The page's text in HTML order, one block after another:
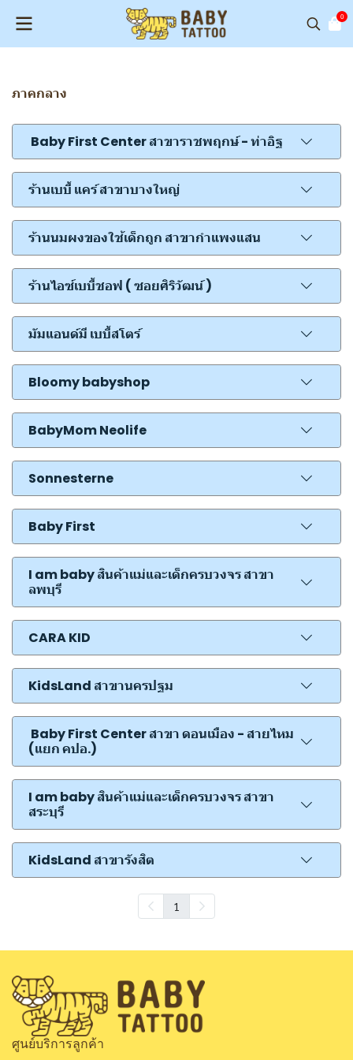
0
ภาคกลาง
Baby First Center สาขาราชพฤกษ์ - ท่าอิฐ
ร้านเบบี้ แคร์ สาขาบางใหญ่
ร้านนมผงของใช้เด็กถูก สาขากำแพงแสน
ร้านไอซ์เบบี้ชอฟ ( ซอยศิริวัฒน์ )
มัมแอนด์มี เบบี้สโตร์
Bloomy babyshop
BabyMom Neolife
Sonnesterne
Baby First
I am baby สินค้าแม่และเด็กครบวงจร สาขา
ลพบุรี
CARA KID
KidsLand สาขานครปฐม
Baby First Center สาขา ดอนเมือง - สายไหม
(แยก คปอ.)
I am baby สินค้าแม่และเด็กครบวงจร สาขา
สระบุรี
KidsLand สาขารังสิต
1
ศูนย์บริการลูกค้า